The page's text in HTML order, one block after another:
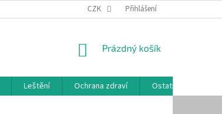
CZK Přihlášení
NÁKUPNÍ
Prázdný košík
Leštění Ochrana zdraví Ostatní